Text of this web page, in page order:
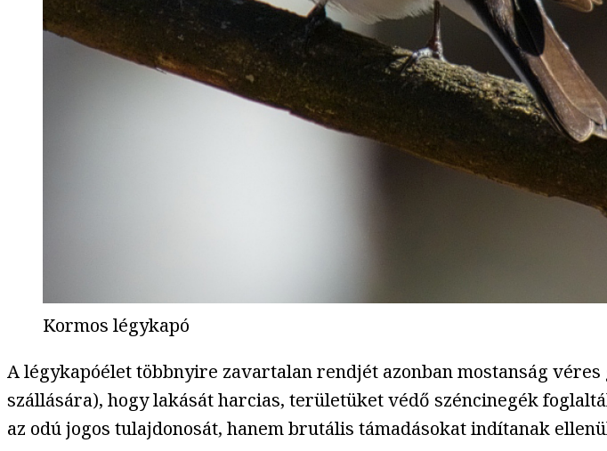
Kormos légykapó
A légykapóélet többnyire zavartalan rendjét azonban mostanság
szállására), hogy lakását harcias, területüket védő széncinegék
az odú jogos tulajdonosát, hanem brutális támadásokat indítanak